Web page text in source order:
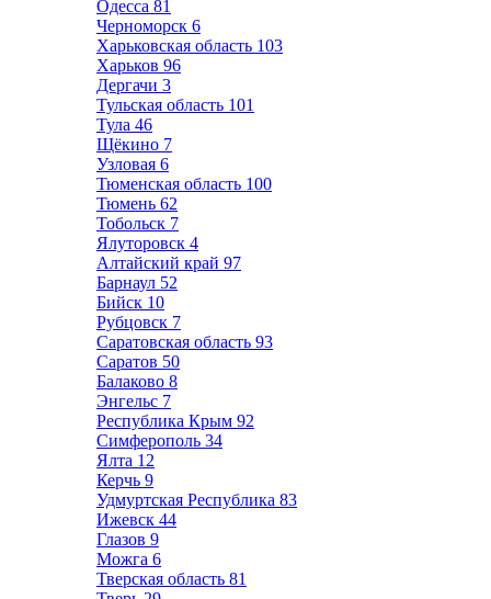
Одесса 81
Черноморск 6
Харьковская область 103
Харьков 96
Дергачи 3
Тульская область 101
Тула 46
Щёкино 7
Узловая 6
Тюменская область 100
Тюмень 62
Тобольск 7
Ялуторовск 4
Алтайский край 97
Барнаул 52
Бийск 10
Рубцовск 7
Саратовская область 93
Саратов 50
Балаково 8
Энгельс 7
Республика Крым 92
Симферополь 34
Ялта 12
Керчь 9
Удмуртская Республика 83
Ижевск 44
Глазов 9
Можга 6
Тверская область 81